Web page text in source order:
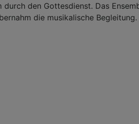
durch den Gottesdienst. Das
die musikalische Begleitung.